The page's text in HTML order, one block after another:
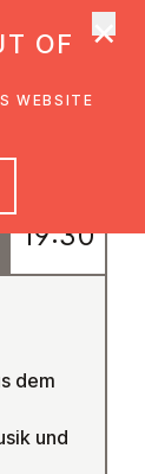
dem
und
19:30
OF
WEBSITE
×